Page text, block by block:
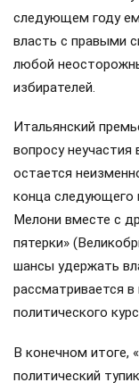
следующем году
власть с правыми
любой
избирателей.
Итальянский
вопросу
остается
конца следующего
Мелони вместе с
пятерки»
шансы удержать
рассматривается в
политического
В конечном итоге,
политический